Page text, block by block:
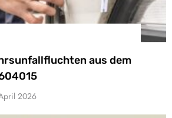
aus dem
2026